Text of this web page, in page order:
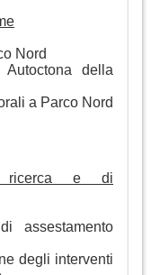
Nord
della
a Parco Nord
ricerca e di
degli interventi